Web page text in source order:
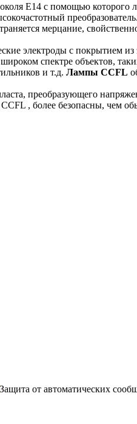
Е14 с помощью
мерцание,
электроды с покрытием
спектре объектов,
и т.д. Лампы CCFL
преобразующего
, более безопасны, чем